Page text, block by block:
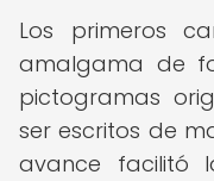
Los primeros
amalgama de
pictogramas
ser escritos de
avance facilitó